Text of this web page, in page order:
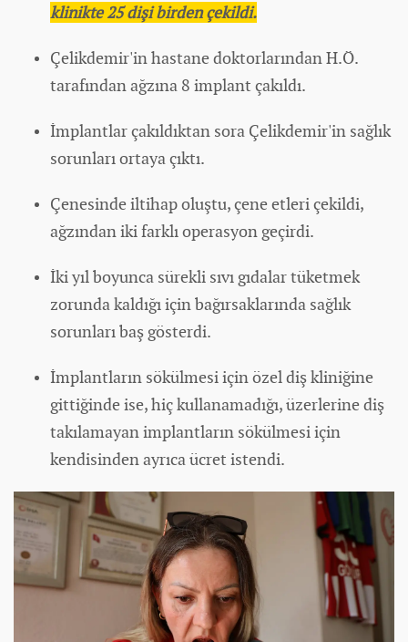
klinikte 25 dişi birden çekildi.
Çelikdemir'in hastane doktorlarından H.Ö.
tarafından ağzına 8 implant çakıldı.
İmplantlar çakıldıktan sora Çelikdemir'in sağlık
sorunları ortaya çıktı.
Çenesinde iltihap oluştu, çene etleri çekildi,
ağzından iki farklı operasyon geçirdi.
İki yıl boyunca sürekli sıvı gıdalar tüketmek
zorunda kaldığı için bağırsaklarında sağlık
sorunları baş gösterdi.
İmplantların sökülmesi için özel diş kliniğine
gittiğinde ise, hiç kullanamadığı, üzerlerine diş
takılamayan implantların sökülmesi için
kendisinden ayrıca ücret istendi.